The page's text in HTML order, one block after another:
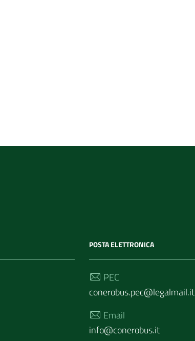
POSTA ELETTRONICA
PEC
conerobus.pec@legalmail.it
Email
info@conerobus.it